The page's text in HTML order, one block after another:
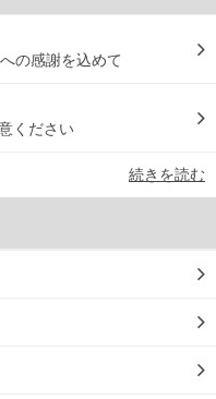
の感謝を込めて
ください
続きを読む